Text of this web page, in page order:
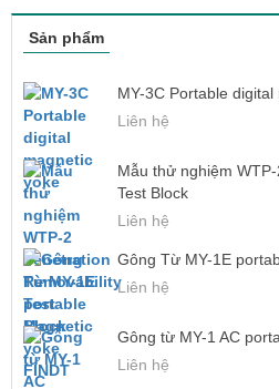
Sản phẩm
MY-3C Portable
Liên hệ
Mẫu thử nghiệm
Test Block
Liên hệ
Gông Từ MY-1E
Liên hệ
Gông từ MY-1 AC
Liên hệ